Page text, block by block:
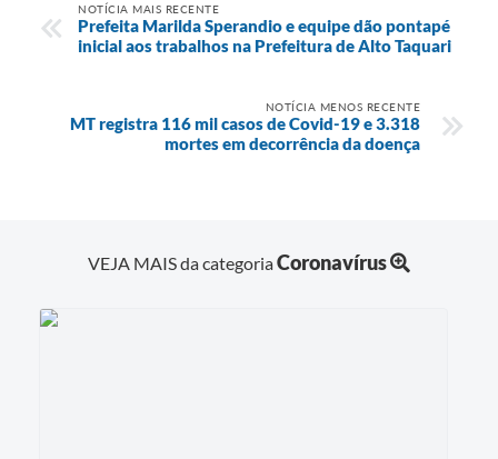
NOTÍCIA MAIS RECENTE
Prefeita Marilda Sperandio e equipe dão pontapé
inicial aos trabalhos na Prefeitura de Alto Taquari
NOTÍCIA MENOS RECENTE
MT registra 116 mil casos de Covid-19 e 3.318
mortes em decorrência da doença
VEJA MAIS da categoriaCoronavírus